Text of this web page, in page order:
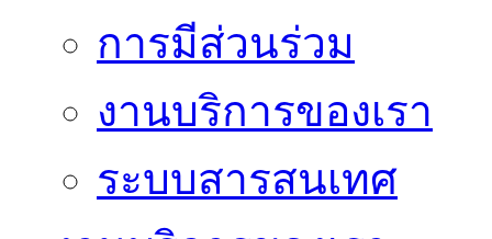
การมีส่วนร่วม
งานบริการของเรา
ระบบสารสนเทศ